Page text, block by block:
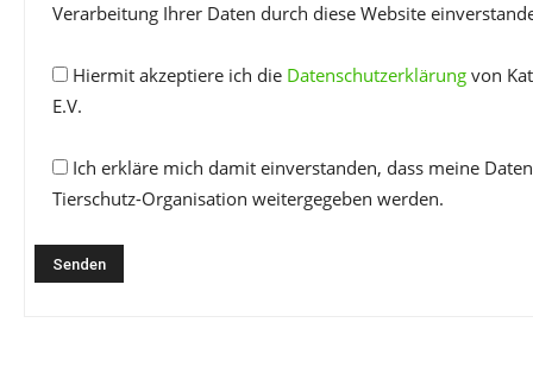
Verarbeitung Ihrer Daten durch diese Website
Hiermit akzeptiere ich die Datenschutzerklärung von
E.V.
Ich erkläre mich damit einverstanden, dass meine
Tierschutz-Organisation weitergegeben werden.